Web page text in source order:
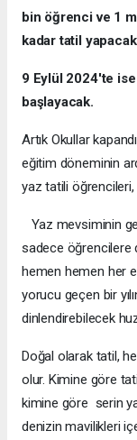
bin öğrenci ve 1
kadar tatil
9 Eylül 2024'te
başlayacak.
Artık Okullar
eğitim döneminin
yaz tatili
Yaz mevsiminin
sadece öğrencilere
hemen hemen her
yorucu geçen bir
dinlendirebilecek
Doğal olarak tatil,
olur. Kimine göre
kimine göre serin
denizin mavilikleri